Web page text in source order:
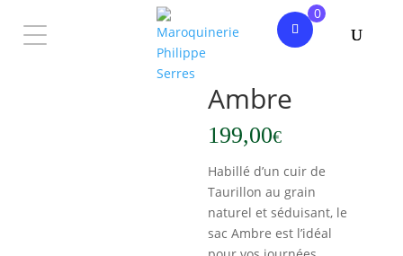
0
Sac à main
Ambre
199,00€
Habillé d’un cuir de
Taurillon au grain
naturel et séduisant, le
sac Ambre est l’idéal